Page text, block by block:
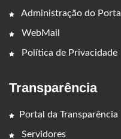
Administração do Portal
WebMail
Política de Privacidade
Transparência
Portal da Transparência
Servidores